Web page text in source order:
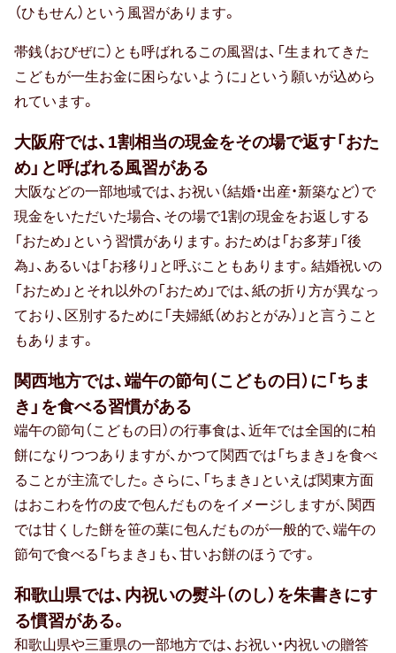
おしゃれ
注目カテゴリ
結婚 お返し
長寿祝い
（ひもせん）という風習があります。
帯銭（おびぜに）とも呼ばれるこの風習は、「生まれてきた
こどもが一生お金に困らないように」という願いが込めら
れています。
大阪府では、1割相当の現金をその場で返す「おた
め」と呼ばれる風習がある
大阪などの一部地域では、お祝い（結婚・出産・新築など）で
現金をいただいた場合、その場で1割の現金をお返しする
「おため」という習慣があります。おためは「お多芽」「後
為」、あるいは「お移り」と呼ぶこともあります。結婚祝いの
「おため」とそれ以外の「おため」では、紙の折り方が異なっ
ており、区別するために「夫婦紙（めおとがみ）」と言うこと
もあります。
関西地方では、端午の節句（こどもの日）に「ちま
き」を食べる習慣がある
端午の節句（こどもの日）の行事食は、近年では全国的に柏
餅になりつつありますが、かつて関西では「ちまき」を食べ
ることが主流でした。さらに、「ちまき」といえば関東方面
はおこわを竹の皮で包んだものをイメージしますが、関西
では甘くした餅を笹の葉に包んだものが一般的で、端午の
節句で食べる「ちまき」も、甘いお餅のほうです。
和歌山県では、内祝いの熨斗（のし）を朱書きにす
る慣習がある。
和歌山県や三重県の一部地方では、お祝い・内祝いの贈答